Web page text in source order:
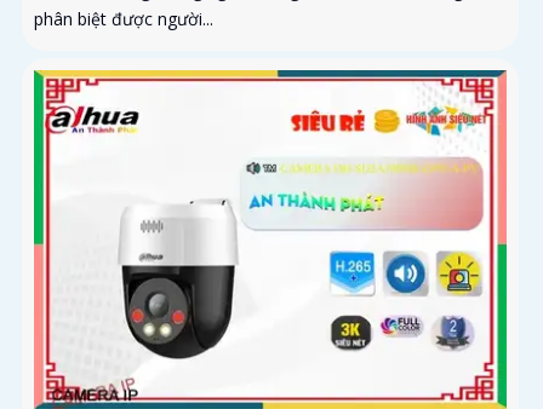
phân biệt được người...